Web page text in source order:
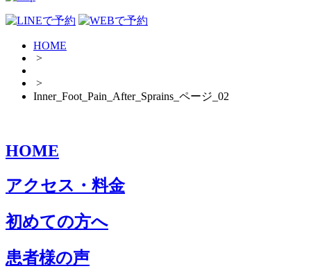
HOME
>
>
Inner_Foot_Pain_After_Sprains_ページ_02
HOME
アクセス・料金
初めての方へ
患者様の声